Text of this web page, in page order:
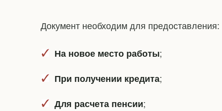
Документ необходим для предоставления:
На новое место работы;
При получении кредита;
Для расчета пенсии;